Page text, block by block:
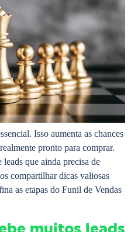
Isso aumenta as chances
pronto para comprar.
leads que ainda precisa de
compartilhar dicas valiosas
as etapas do Funil de Vendas